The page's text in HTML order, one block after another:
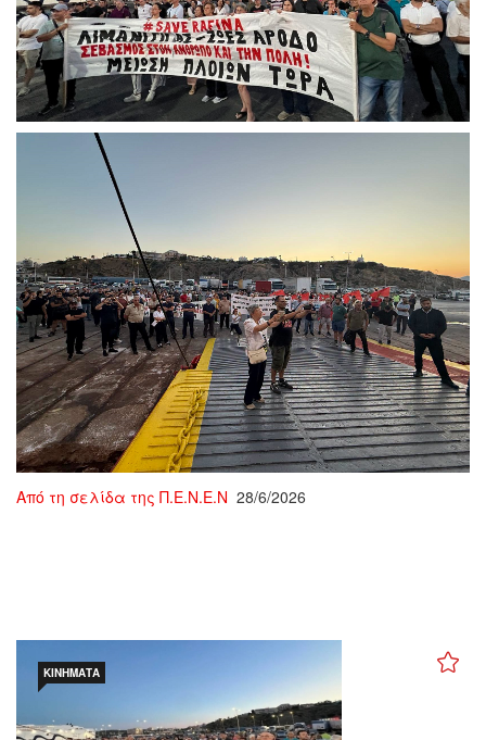
Από τη σελίδα της Π.Ε.Ν.Ε.Ν 28/6/2026
ΚΙΝΉΜΑΤΑ